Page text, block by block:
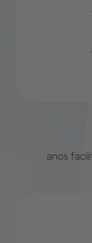
anos